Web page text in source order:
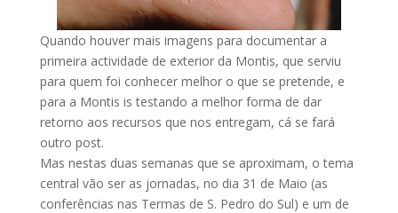
Quando houver mais imagens para documentar a
primeira actividade de exterior da Montis, que serviu
para quem foi conhecer melhor o que se pretende, e
para a Montis is testando a melhor forma de dar
retorno aos recursos que nos entregam, cá se fará
outro post.
Mas nestas duas semanas que se aproximam, o tema
central vão ser as jornadas, no dia 31 de Maio (as
conferências nas Termas de S. Pedro do Sul) e um de